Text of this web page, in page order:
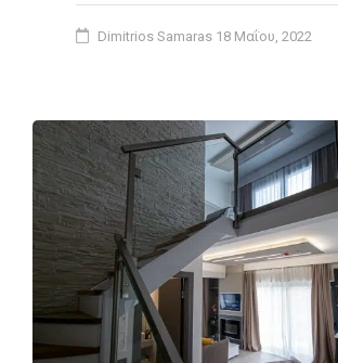
Dimitrios Samaras 18 Μαΐου, 2022